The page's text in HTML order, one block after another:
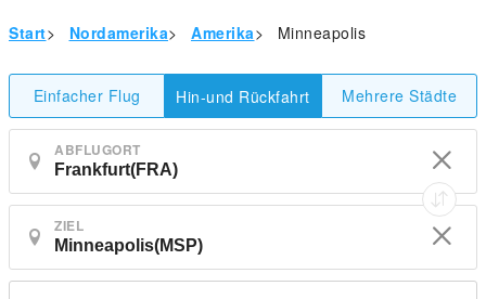
Start> Nordamerika> Amerika> Minneapolis
Einfacher Flug Hin-und Rückfahrt Mehrere Städte
ABFLUGORT
ZIEL